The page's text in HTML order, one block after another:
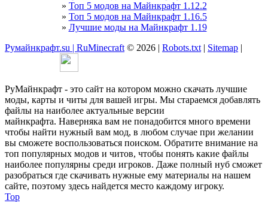
» Топ 5 модов на Майнкрафт 1.12.2
» Топ 5 модов на Майнкрафт 1.16.5
» Лучшие моды на Майнкрафт 1.19
Румайнкрафт.su | RuMinecraft © 2026 | Robots.txt | Sitemap |
РуМайнкрафт - это сайт на котором можно скачать лучшие
моды, карты и читы для вашей игры. Мы стараемся добавлять
файлы на наиболее актуальные версии
майнкрафта. Наверняка вам не понадобится много времени
чтобы найти нужный вам мод, в любом случае при желании
вы сможете воспользоваться поиском. Обратите внимание на
топ популярных модов и читов, чтобы понять какие файлы
наиболее популярны среди игроков. Даже полный нуб сможет
разобраться где скачивать нужные ему материалы на нашем
сайте, поэтому здесь найдется место каждому игроку.
Top